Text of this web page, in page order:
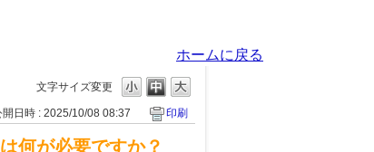
ホームに戻る
文字サイズ変更
開日時 : 2025/10/08 08:37 印刷
何が必要ですか？